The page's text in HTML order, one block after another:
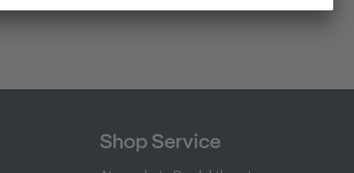
Shop Service